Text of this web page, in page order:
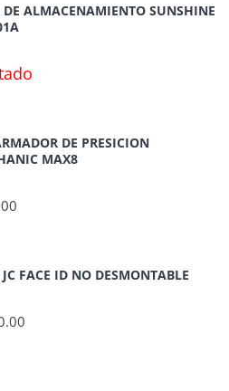
DE ALMACENAMIENTO SUNSHINE
DE PRESICION
MAX8
JC FACE ID NO DESMONTABLE